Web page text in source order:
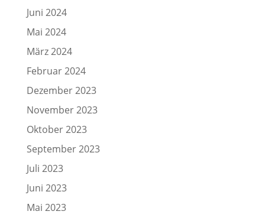
Juni 2024
Mai 2024
März 2024
Februar 2024
Dezember 2023
November 2023
Oktober 2023
September 2023
Juli 2023
Juni 2023
Mai 2023